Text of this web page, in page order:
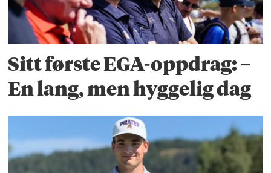
Sitt første EGA-oppdrag: –
En lang, men hyggelig dag